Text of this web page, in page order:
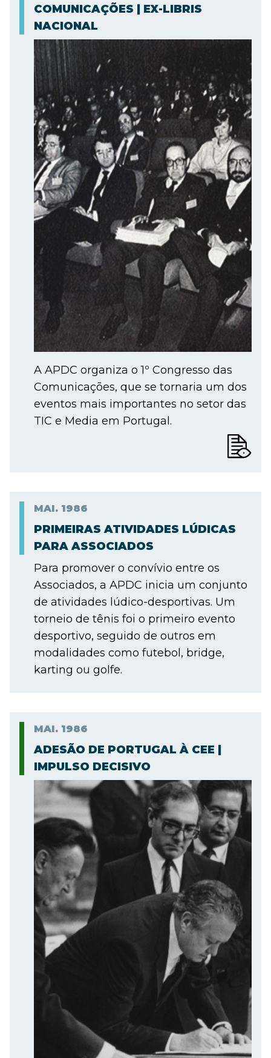
COMUNICAÇÕES | EX-LIBRIS
NACIONAL
A APDC organiza o 1º Congresso das
Comunicações, que se tornaria um dos
eventos mais importantes no setor das
TIC e Media em Portugal.
MAI. 1986
PRIMEIRAS ATIVIDADES LÚDICAS
PARA ASSOCIADOS
Para promover o convívio entre os
Associados, a APDC inicia um conjunto
de atividades lúdico-desportivas. Um
torneio de tênis foi o primeiro evento
desportivo, seguido de outros em
modalidades como futebol, bridge,
karting ou golfe.
MAI. 1986
ADESÃO DE PORTUGAL À CEE |
IMPULSO DECISIVO